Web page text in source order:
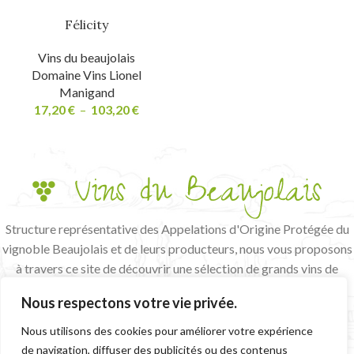
Nous respectons votre vie privée.
Nous utilisons des cookies pour améliorer votre expérience
de navigation, diffuser des publicités ou des contenus
Félicity
Vins du beaujolais
Domaine Vins Lionel
Manigand
17,20€ – 103,20€
Structure représentative des Appelations d'Origine Protégée du
vignoble Beaujolais et de leurs producteurs, nous vous proposons
à travers ce site de découvrir une sélection de grands vins de
L'abus d'alcool est dangereux pour la santé, à consommer avec
modération